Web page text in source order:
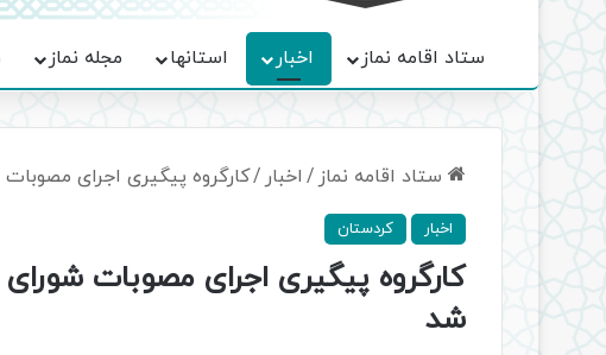
ستاد اقامه نماز اخبار استانها مجله نماز
ستاد اقامه نماز / اخبار /کارگروه پیگیری اجرای
اخبار کردستان
کارگروه پیگیری اجرای مصوبات شورای
شد